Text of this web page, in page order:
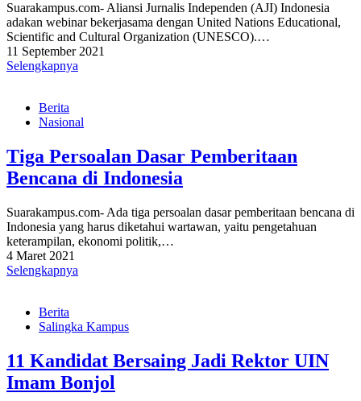
Suarakampus.com- Aliansi Jurnalis Independen (AJI) Indonesia
adakan webinar bekerjasama dengan United Nations Educational,
Scientific and Cultural Organization (UNESCO).…
11 September 2021
Selengkapnya
Berita
Nasional
Tiga Persoalan Dasar Pemberitaan
Bencana di Indonesia
Suarakampus.com- Ada tiga persoalan dasar pemberitaan bencana di
Indonesia yang harus diketahui wartawan, yaitu pengetahuan
keterampilan, ekonomi politik,…
4 Maret 2021
Selengkapnya
Berita
Salingka Kampus
11 Kandidat Bersaing Jadi Rektor UIN
Imam Bonjol